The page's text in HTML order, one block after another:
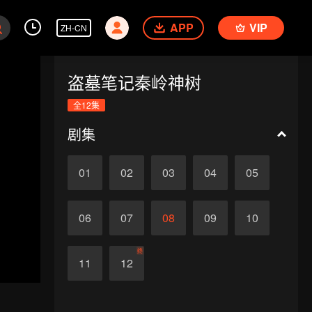
ZH-CN APP VIP
盗墓笔记秦岭神树
全12集
剧集
01 02 03 04 05
06 07 08 09 10
11 12
终